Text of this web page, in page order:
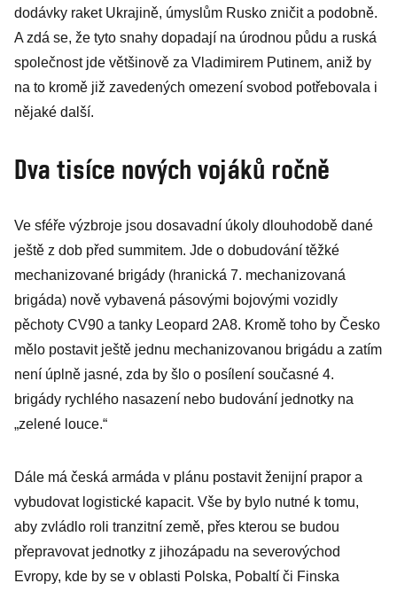
dodávky raket Ukrajině, úmyslům Rusko zničit a podobně.
A zdá se, že tyto snahy dopadají na úrodnou půdu a ruská
společnost jde většinově za Vladimirem Putinem, aniž by
na to kromě již zavedených omezení svobod potřebovala i
nějaké další.
Dva tisíce nových vojáků ročně
Ve sféře výzbroje jsou dosavadní úkoly dlouhodobě dané
ještě z dob před summitem. Jde o dobudování těžké
mechanizované brigády (hranická 7. mechanizovaná
brigáda) nově vybavená pásovými bojovými vozidly
pěchoty CV90 a tanky Leopard 2A8. Kromě toho by Česko
mělo postavit ještě jednu mechanizovanou brigádu a zatím
není úplně jasné, zda by šlo o posílení současné 4.
brigády rychlého nasazení nebo budování jednotky na
„zelené louce.“
Dále má česká armáda v plánu postavit ženijní prapor a
vybudovat logistické kapacit. Vše by bylo nutné k tomu,
aby zvládlo roli tranzitní země, přes kterou se budou
přepravovat jednotky z jihozápadu na severovýchod
Evropy, kde by se v oblasti Polska, Pobaltí či Finska